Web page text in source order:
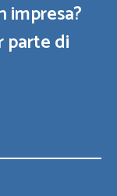
impresa?
parte di